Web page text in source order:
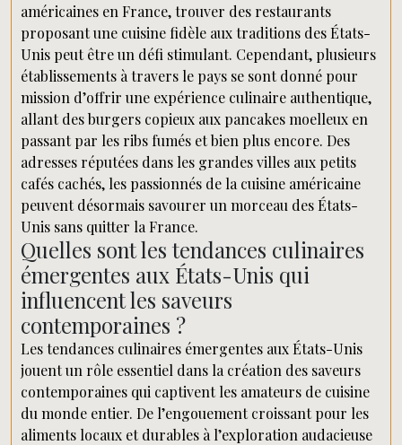
américaines en France, trouver des restaurants
proposant une cuisine fidèle aux traditions des États-
Unis peut être un défi stimulant. Cependant, plusieurs
établissements à travers le pays se sont donné pour
mission d’offrir une expérience culinaire authentique,
allant des burgers copieux aux pancakes moelleux en
passant par les ribs fumés et bien plus encore. Des
adresses réputées dans les grandes villes aux petits
cafés cachés, les passionnés de la cuisine américaine
peuvent désormais savourer un morceau des États-
Unis sans quitter la France.
Quelles sont les tendances culinaires
émergentes aux États-Unis qui
influencent les saveurs
contemporaines ?
Les tendances culinaires émergentes aux États-Unis
jouent un rôle essentiel dans la création des saveurs
contemporaines qui captivent les amateurs de cuisine
du monde entier. De l’engouement croissant pour les
aliments locaux et durables à l’exploration audacieuse